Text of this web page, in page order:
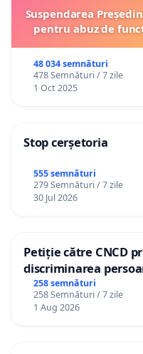
Suspendarea
pentru abuz de
48 034 semnături
478 Semnături / 7 zile
1 Oct 2025
Stop cerșetoria
555 semnături
279 Semnături / 7 zile
30 Jul 2026
Petiție către CNCD
discriminarea
către utilizatorul
258 semnături
258 Semnături / 7 zile
1 Aug 2026